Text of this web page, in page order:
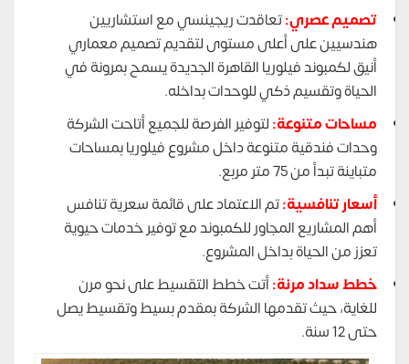
تصميم عصري:تعاقدت ريجينسي مع استشاريين
هندسيين على أعلى مستوى لتقديم تصميم معماري
أنيق لكمبوند فيلوريا القاهرة الجديدة يسمح بمرونة في
الحياة وتقسيم ذكي للوحدات بداخله.
مساحات متنوعة:لتوفير الفرصة للجميع أتاحت الشركة
وحدات فندقية متنوعة داخل مشروع فيلوريا بمساحات
متباينة تبدأ من 75 متر مربع.
أسعار تنافسية:تم الاعتماد على قائمة سعرية تنافس
أهم المشاريع المجاور للكمبوند مع توفير خدمات حيوية
تعزز من الحياة بداخل المشروع.
خطط سداد مرنة:أتت خطط التقسيط على نحو مرن
للغاية، حيث تقدمها الشركة بمقدم بسيط وتقسيط يصل
حتى 12 سنة.